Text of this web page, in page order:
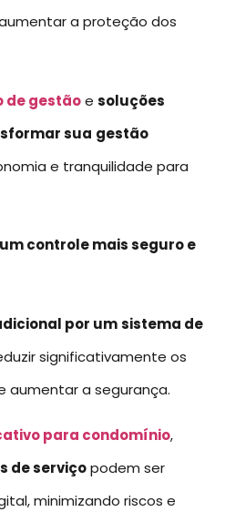
a proteção dos
de gestãoe soluções
sua gestão
e tranquilidade para
controle mais seguro e
por umsistema de
significativamente os
aumentar a segurança.
para condomínio,
de serviçopodem ser
minimizando riscos e